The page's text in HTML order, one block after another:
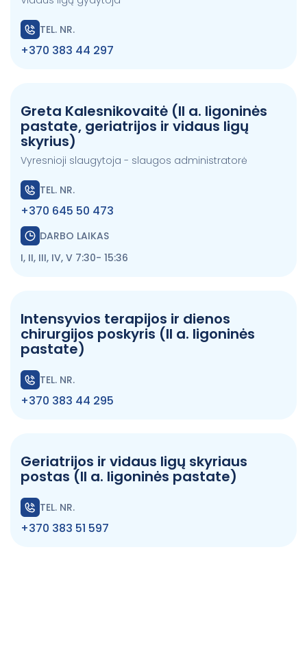
TEL. NR.
+370 383 44 297
Greta Kalesnikovaitė (II a. ligoninės
pastate, geriatrijos ir vidaus ligų
skyrius)
Vyresnioji slaugytoja - slaugos administratorė
TEL. NR.
+370 645 50 473
DARBO LAIKAS
I, II, III, IV, V 7:30- 15:36
Intensyvios terapijos ir dienos
chirurgijos poskyris (II a. ligoninės
pastate)
TEL. NR.
+370 383 44 295
Geriatrijos ir vidaus ligų skyriaus
postas (II a. ligoninės pastate)
TEL. NR.
+370 383 51 597